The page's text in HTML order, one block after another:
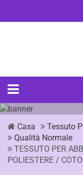
Casa
Tessuto
Qualità Normale
TESSUTO PER
POLIESTERE /